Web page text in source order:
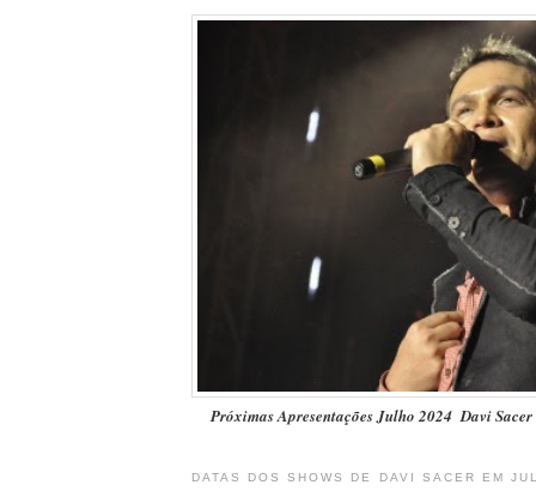
Próximas Apresentações Julho 2024 Davi
DATAS DOS SHOWS DE DAVI SACER EM